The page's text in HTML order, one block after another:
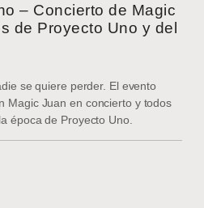
– Concierto de Magic
de Proyecto Uno y del
se quiere perder. El evento
Magic Juan en concierto y todos
época de Proyecto Uno.